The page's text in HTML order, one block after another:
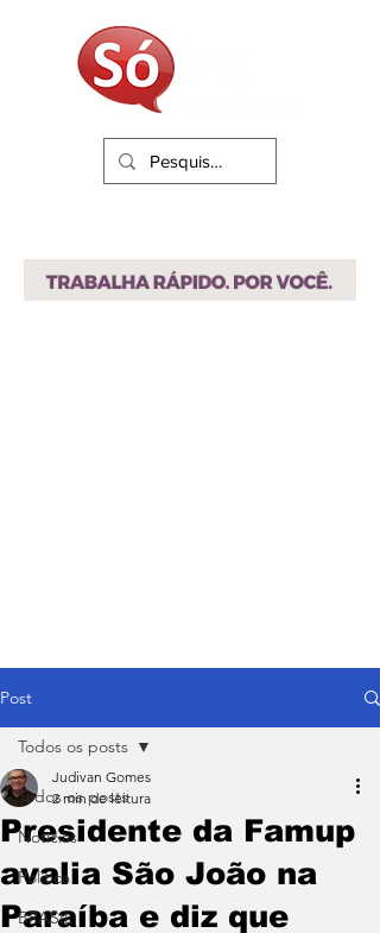
Post
Todos os posts
Notícias
Política
BRASIL
Todos os posts
Presidente da Famup
avalia São João na
Paraíba e diz que
Judivan Gomes
2 min de leitura